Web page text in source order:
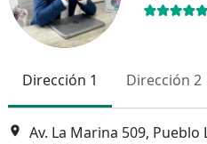
Dirección 1 Dirección 2
Av. La Marina 509, Pueblo